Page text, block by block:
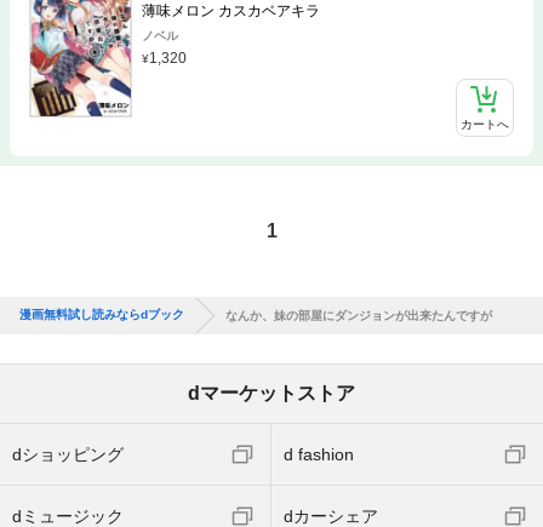
薄味メロン カスカベアキラ
ノベル
1,320
カートへ
1
漫画無料試し読みならdブック なんか、妹の部屋にダンジョンが出来たんですが
dマーケットストア
dショッピング d fashion
dミュージック dカーシェア